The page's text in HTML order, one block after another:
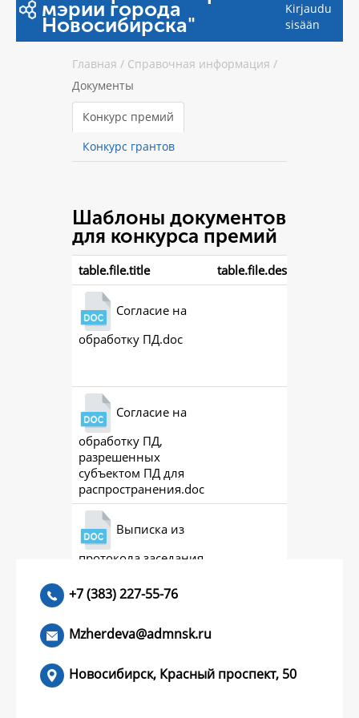
мэрии города
Новосибирска"
Kirjaudu
sisään
Главная / Справочная информация /
Документы
Конкурс премий
Конкурс грантов
Шаблоны документов
для конкурса премий
table.file.title table.file.description
Согласие на
обработку ПД.doc
Согласие на
обработку ПД,
разрешенных
субъектом ПД для
распространения.doc
Выписка из
протокола заседания
+7 (383) 227-55-76
Mzherdeva@admnsk.ru
Новосибирск, Красный проспект, 50